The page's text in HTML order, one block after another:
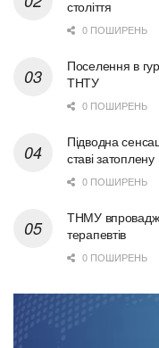
століття
0 ПОШИРЕНЬ
Поселення в
ТНТУ
0 ПОШИРЕНЬ
Підводна
ставі затоплену
0 ПОШИРЕНЬ
ТНМУ
терапевтів
0 ПОШИРЕНЬ